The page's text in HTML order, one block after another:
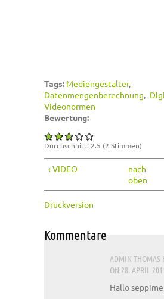
Tags: Mediengestalter
Datenmengenberechnung
Videonormen
Bewertung:
Durchschnitt: 2.5 (2 Stimmen)
‹ VIDEO
nach
oben
Druckversion
Kommentare
ADMIN THOMAS
ON 28. APRIL
Hallo